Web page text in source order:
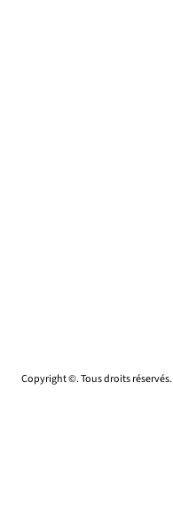
Copyright ©. Tous droits réservés.